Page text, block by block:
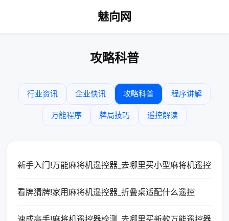
魅向网
攻略科普
行业资讯 企业快讯 攻略科普 程序讲解
万能程序 牌局技巧 遥控解读
新手入门!万能麻将机遥控器_去哪里买小型麻将机遥控
看牌猜牌!家用麻将机遥控器_折叠桌适配什么遥控
速成高手!麻将机遥控器检测_去哪里买新款万能遥控器